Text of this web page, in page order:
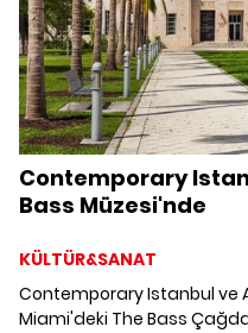
Contemporary
Bass Müzesi'nde
KÜLTÜR&SANAT
Contemporary Istanbul ve
Miami'deki The Bass